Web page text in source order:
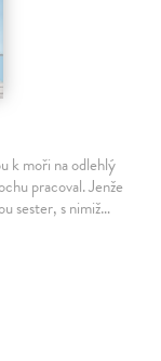
k moři na odlehlý
pracoval. Jenže
sester, s nimiž…